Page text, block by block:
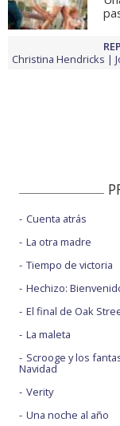
Christina Hendricks
Cuenta atrás
La otra madre
Tiempo de victoria
Hechizo:
El final de Oak
La maleta
Scrooge y los
Navidad
Verity
Una noche al año